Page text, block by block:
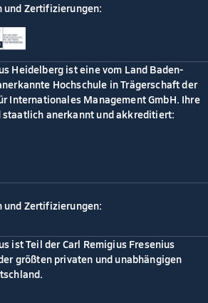
und Zertifizierungen:
Heidelberg ist eine vom Land Baden-
Hochschule in Trägerschaft der
Internationales Management GmbH. Ihre
staatlich anerkannt und akkreditiert:
und Zertifizierungen:
ist Teil der Carl Remigius Fresenius
größten privaten und unabhängigen